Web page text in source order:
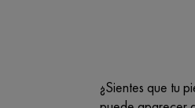
¿Sientes que tu